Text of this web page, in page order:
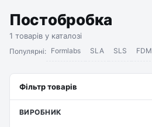
Постобробка
1 товарів у каталозі
Популярні: Formlabs SLA SLS FDM
Фільтр товарів
ВИРОБНИК